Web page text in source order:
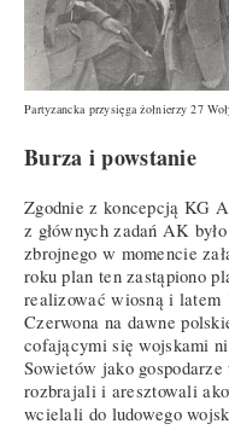
Partyzancka przysięga żołnierzy 27
Burza i powstanie
Zgodnie z koncepcją KG
z głównych zadań AK
zbrojnego w momencie
roku plan ten zastąpiono
realizować wiosną i latem
Czerwona na dawne
cofającymi się wojskami
Sowietów jako
rozbrajali i aresztowali
wcielali do ludowego